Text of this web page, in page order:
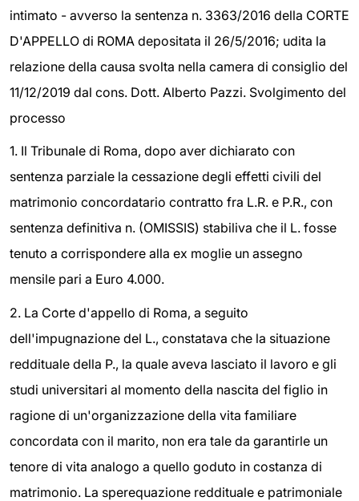
intimato - avverso la sentenza n. 3363/2016 della CORTE
D'APPELLO di ROMA depositata il 26/5/2016; udita la
relazione della causa svolta nella camera di consiglio del
11/12/2019 dal cons. Dott. Alberto Pazzi. Svolgimento del
processo
1. Il Tribunale di Roma, dopo aver dichiarato con
sentenza parziale la cessazione degli effetti civili del
matrimonio concordatario contratto fra L.R. e P.R., con
sentenza definitiva n. (OMISSIS) stabiliva che il L. fosse
tenuto a corrispondere alla ex moglie un assegno
mensile pari a Euro 4.000.
2. La Corte d'appello di Roma, a seguito
dell'impugnazione del L., constatava che la situazione
reddituale della P., la quale aveva lasciato il lavoro e gli
studi universitari al momento della nascita del figlio in
ragione di un'organizzazione della vita familiare
concordata con il marito, non era tale da garantirle un
tenore di vita analogo a quello goduto in costanza di
matrimonio. La sperequazione reddituale e patrimoniale